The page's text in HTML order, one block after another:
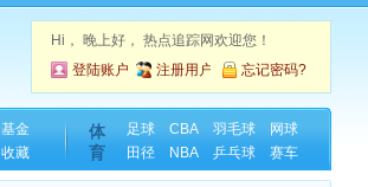
Hi， 晚上好， 热点追踪网欢迎您！
登陆账户
注册用户 忘记密码?
基金
收藏
体
育
足球 CBA 羽毛球
网球
田径
NBA 乒乓球 赛车